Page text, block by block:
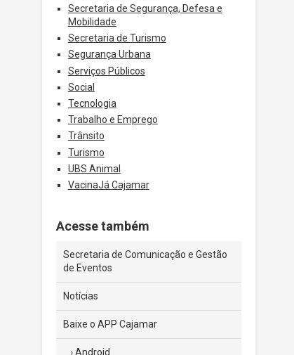
Secretaria de Segurança, Defesa e
Mobilidade
Secretaria de Turismo
Segurança Urbana
Serviços Públicos
Social
Tecnologia
Trabalho e Emprego
Trânsito
Turismo
UBS Animal
VacinaJá Cajamar
Acesse também
Secretaria de Comunicação e Gestão
de Eventos
Notícias
Baixe o APP Cajamar
Android